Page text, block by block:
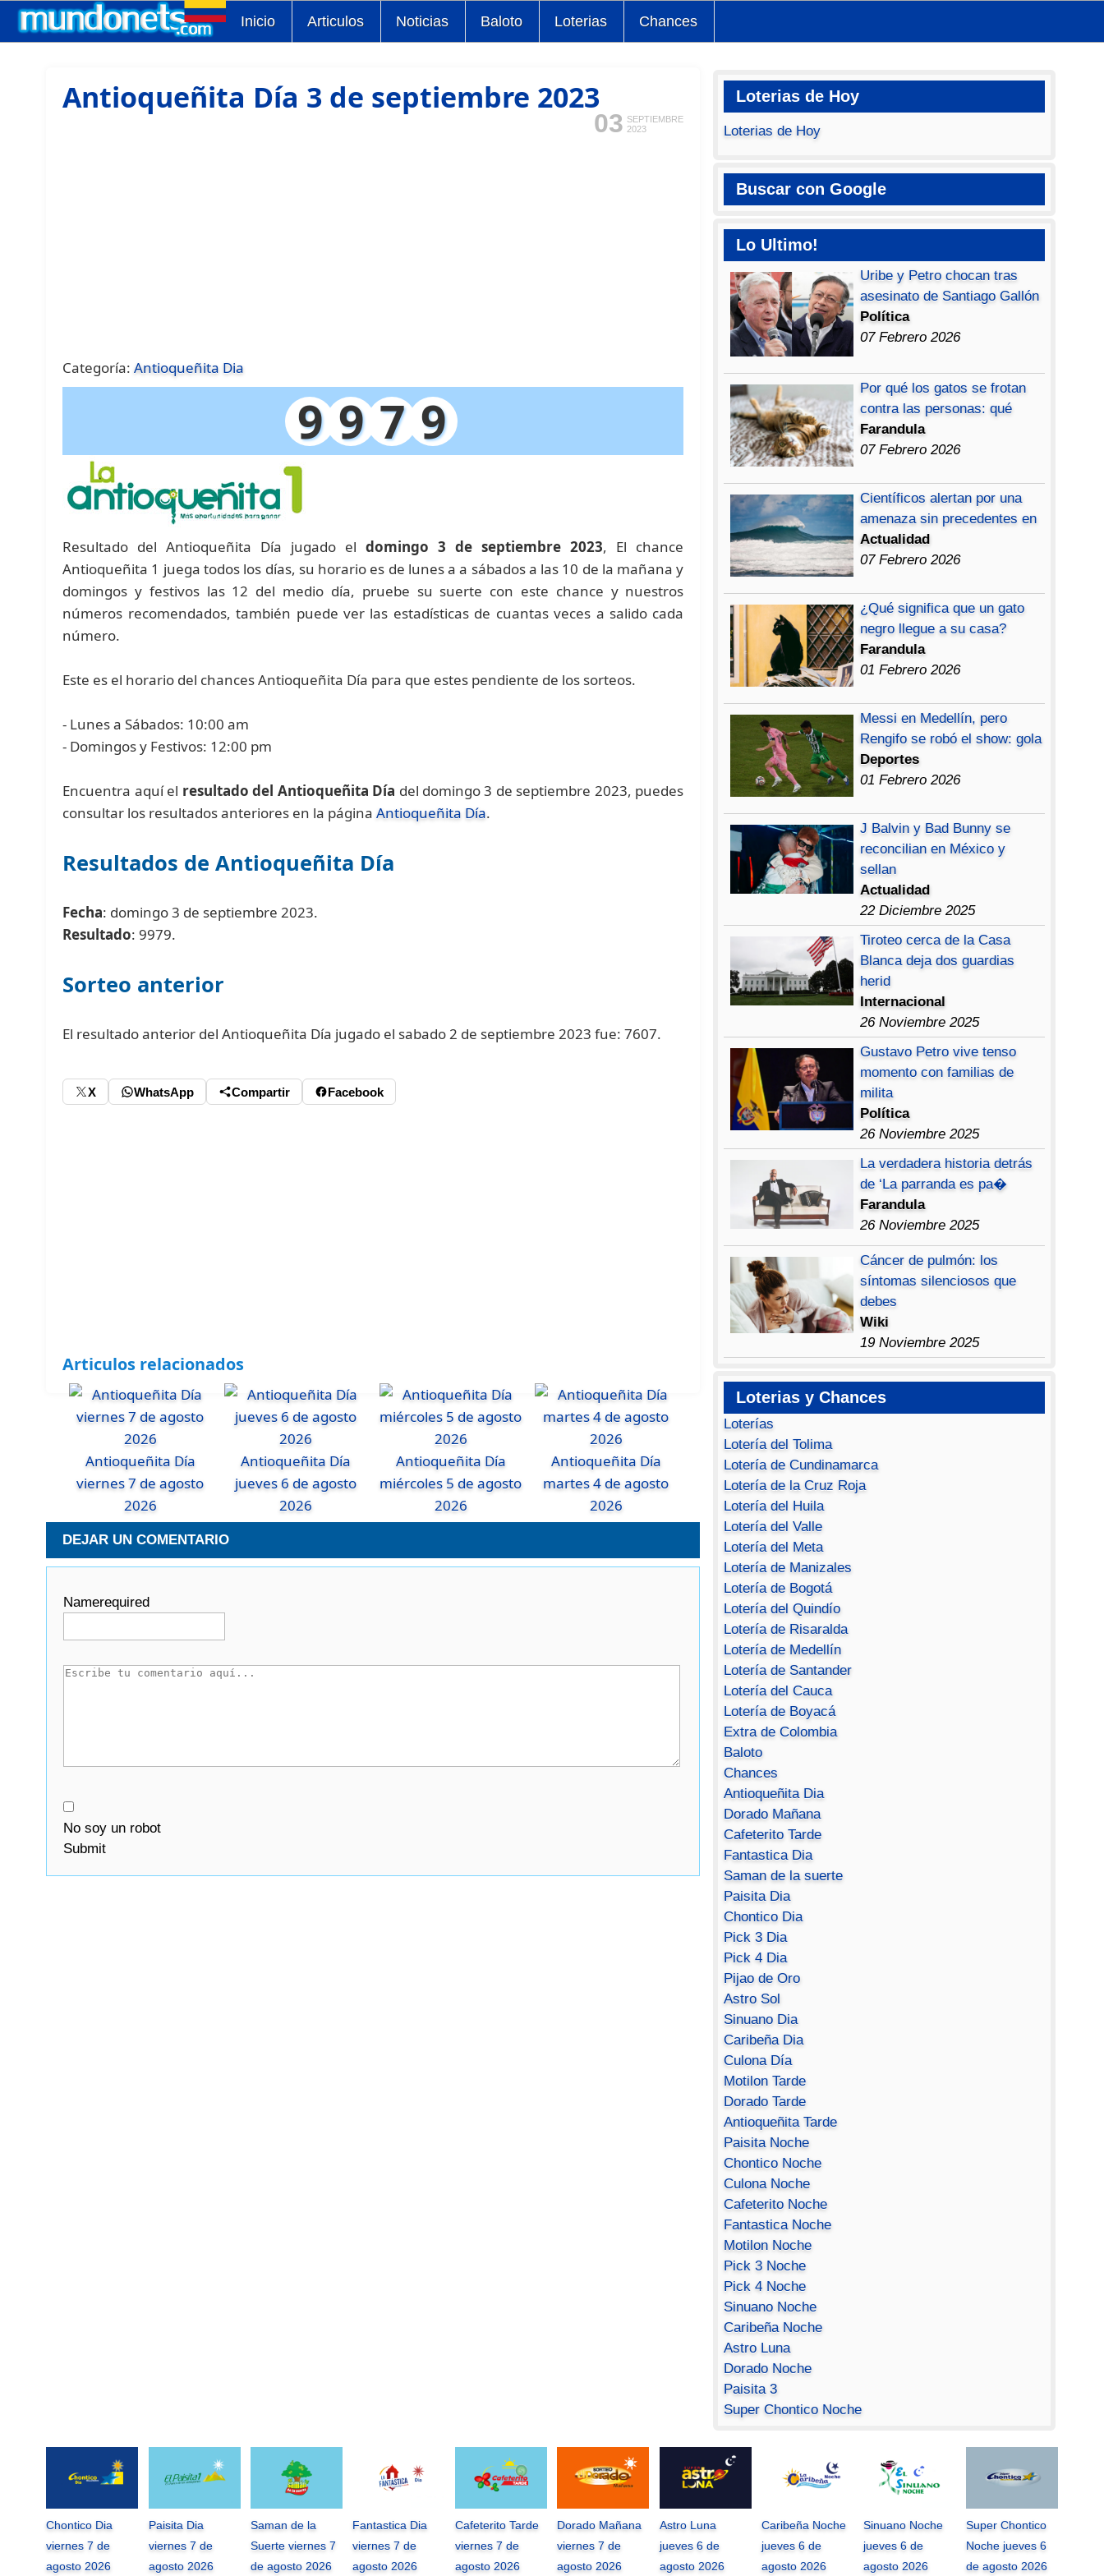
Inicio Articulos Noticias Baloto Loterias Chances
Antioqueñita Día 3 de septiembre 2023
03 SEPTIEMBRE
2023
Categoría:Antioqueñita Dia
9 9 7 9
Resultado del Antioqueñita Día jugado eldomingo 3 de septiembre 2023, El chance
Antioqueñita 1 juega todos los días, su horario es de lunes a a sábados a las 10 de la mañana y
domingos y festivos las 12 del medio día, pruebe su suerte con este chance y nuestros
números recomendados, también puede ver las estadísticas de cuantas veces a salido cada
número.
Este es el horario del chances Antioqueñita Día para que estes pendiente de los sorteos.
- Lunes a Sábados: 10:00 am
- Domingos y Festivos: 12:00 pm
Encuentra aquí el resultado del Antioqueñita Día del domingo 3 de septiembre 2023, puedes
consultar los resultados anteriores en la páginaAntioqueñita Día.
Resultados de Antioqueñita Día
Fecha: domingo 3 de septiembre 2023.
Resultado: 9979.
Sorteo anterior
El resultado anterior del Antioqueñita Día jugado el sabado 2 de septiembre 2023 fue: 7607.
X WhatsApp Compartir Facebook
Articulos relacionados
Antioqueñita Día
viernes 7 de agosto
2026
Antioqueñita Día
jueves 6 de agosto
2026
Antioqueñita Día
miércoles 5 de agosto
2026
Antioqueñita Día
martes 4 de agosto
2026
DEJAR UN COMENTARIO
Namerequired
No soy un robot
Submit
Loterias de Hoy
Loterias de Hoy
Buscar con Google
Lo Ultimo!
Uribe y Petro chocan tras
asesinato de Santiago Gallón
Política
07 Febrero 2026
Por qué los gatos se frotan
contra las personas: qué
Farandula
07 Febrero 2026
Científicos alertan por una
amenaza sin precedentes en
Actualidad
07 Febrero 2026
¿Qué significa que un gato
negro llegue a su casa?
Farandula
01 Febrero 2026
Messi en Medellín, pero
Rengifo se robó el show: gola
Deportes
01 Febrero 2026
J Balvin y Bad Bunny se
reconcilian en México y
sellan
Actualidad
22 Diciembre 2025
Tiroteo cerca de la Casa
Blanca deja dos guardias
herid
Internacional
26 Noviembre 2025
Gustavo Petro vive tenso
momento con familias de
milita
Política
26 Noviembre 2025
La verdadera historia detrás
de ‘La parranda es pa�
Farandula
26 Noviembre 2025
Cáncer de pulmón: los
síntomas silenciosos que
debes
Wiki
19 Noviembre 2025
Loterias y Chances
Loterías
Lotería del Tolima
Lotería de Cundinamarca
Lotería de la Cruz Roja
Lotería del Huila
Lotería del Valle
Lotería del Meta
Lotería de Manizales
Lotería de Bogotá
Lotería del Quindío
Lotería de Risaralda
Lotería de Medellín
Lotería de Santander
Lotería del Cauca
Lotería de Boyacá
Extra de Colombia
Baloto
Chances
Antioqueñita Dia
Dorado Mañana
Cafeterito Tarde
Fantastica Dia
Saman de la suerte
Paisita Dia
Chontico Dia
Pick 3 Dia
Pick 4 Dia
Pijao de Oro
Astro Sol
Sinuano Dia
Caribeña Dia
Culona Día
Motilon Tarde
Dorado Tarde
Antioqueñita Tarde
Paisita Noche
Chontico Noche
Culona Noche
Cafeterito Noche
Fantastica Noche
Motilon Noche
Pick 3 Noche
Pick 4 Noche
Sinuano Noche
Caribeña Noche
Astro Luna
Dorado Noche
Paisita 3
Super Chontico Noche
Chontico Dia
viernes 7 de
agosto 2026
Paisita Dia
viernes 7 de
agosto 2026
Saman de la
Suerte viernes 7
de agosto 2026
Fantastica Dia
viernes 7 de
agosto 2026
Cafeterito Tarde
viernes 7 de
agosto 2026
Dorado Mañana
viernes 7 de
agosto 2026
Astro Luna
jueves 6 de
agosto 2026
Caribeña Noche
jueves 6 de
agosto 2026
Sinuano Noche
jueves 6 de
agosto 2026
Super Chontico
Noche jueves 6
de agosto 2026